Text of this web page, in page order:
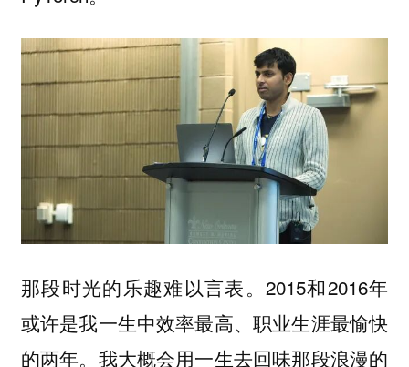
那段时光的乐趣难以言表。2015和2016年
或许是我一生中效率最高、职业生涯最愉快
的两年。我大概会用一生去回味那段浪漫的